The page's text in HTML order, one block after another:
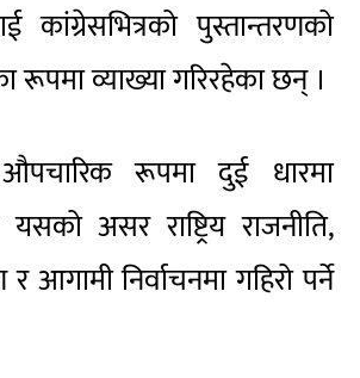
कांग्रेसभित्रको पुस्तान्तरणको
रूपमा व्याख्या गरिरहेका छन् ।
रूपमा दुई धारमा
असर राष्ट्रिय राजनीति,
आगामी निर्वाचनमा गहिरो पर्ने